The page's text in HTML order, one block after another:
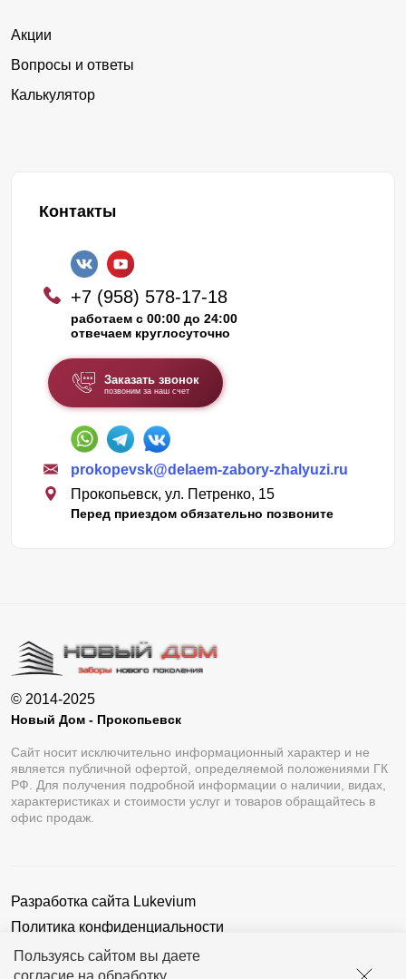
Пользуясь сайтом вы даете
согласие на обработку
Акции
Вопросы и ответы
Калькулятор
Контакты
+7 (958) 578-17-18
работаем с 00:00 до 24:00
отвечаем круглосуточно
Заказать звонок
позвоним за наш счет
prokopevsk@delaem-zabory-zhalyuzi.ru
Прокопьевск, ул. Петренко, 15
Перед приездом обязательно позвоните
© 2014-2025
Новый Дом - Прокопьевск
Сайт носит исключительно информационный характер и не
является публичной офертой, определяемой положениями ГК
РФ. Для получения подробной информации о наличии, видах,
характеристиках и стоимости услуг и товаров обращайтесь в
офис продаж.
Разработка сайта Lukevium
Политика конфиденциальности
Пользовательское соглашение